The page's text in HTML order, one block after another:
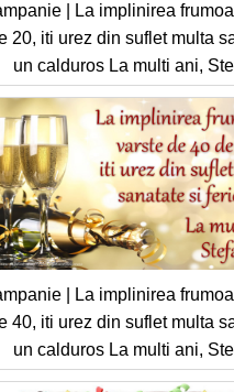
| La implinirea
20, iti urez din suflet multa
un calduros La multi ani,
| La implinirea
40, iti urez din suflet multa
un calduros La multi ani,